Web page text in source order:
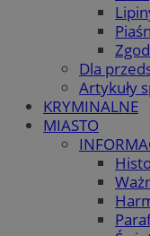
Dla
Artykuły
KRYMINALNE
MIASTO